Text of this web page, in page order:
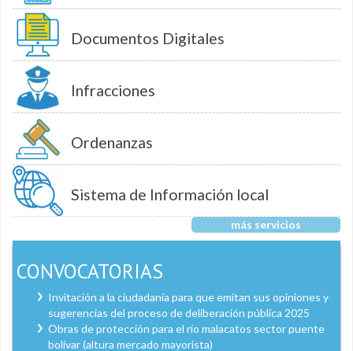
Documentos Digitales
Infracciones
Ordenanzas
Sistema de Información local
más servicios
CONVOCATORIAS
Invitación a la ciudadanía para que emitan sus opiniones y
sugerencias del proceso de deliberación pública 2025
Obras de protección para el río malacatos sector puente
bolívar (altura mercado mayorista)